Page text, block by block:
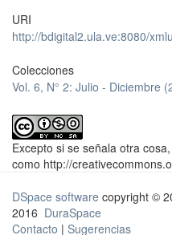
URI
http://bdigital2.ula.ve:8080/
Colecciones
Vol. 6, N° 2: Julio - Diciembre
Excepto si se señala otra
como http://
DSpace software copyright ©
2016 DuraSpace
Contacto | Sugerencias